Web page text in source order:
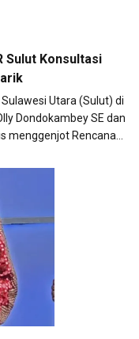
Sulut Konsultasi
Utara (Sulut) di
Dondokambey SE dan
menggenjot Rencana…